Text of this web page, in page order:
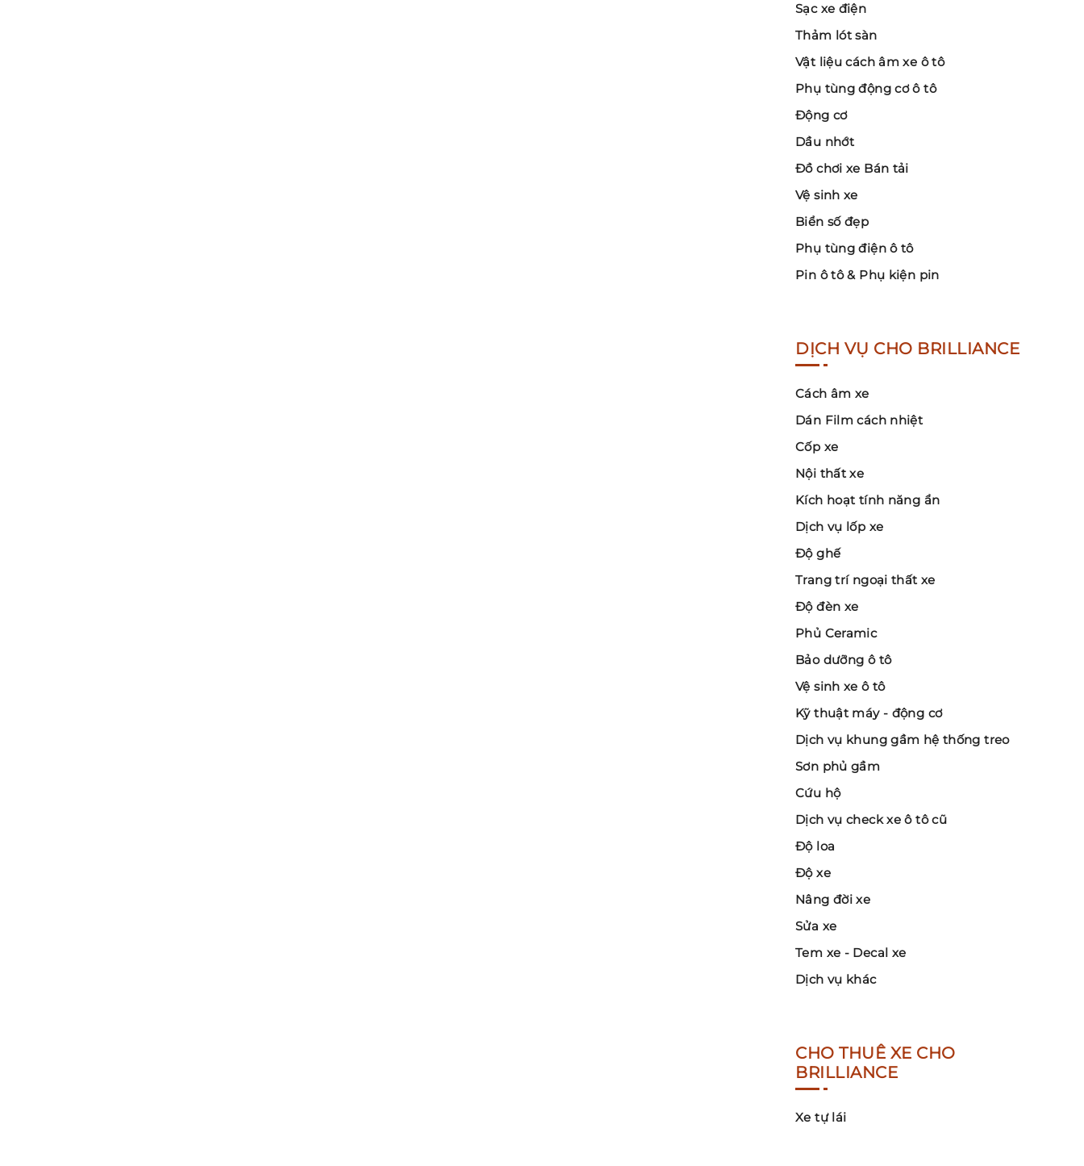
Sạc xe điện
Thảm lót sàn
Vật liệu cách âm xe ô tô
Phụ tùng động cơ ô tô
Động cơ
Dầu nhớt
Đồ chơi xe Bán tải
Vệ sinh xe
Biển số đẹp
Phụ tùng điện ô tô
Pin ô tô & Phụ kiện pin
DỊCH VỤ CHO BRILLIANCE
Cách âm xe
Dán Film cách nhiệt
Cốp xe
Nội thất xe
Kích hoạt tính năng ẩn
Dịch vụ lốp xe
Độ ghế
Trang trí ngoại thất xe
Độ đèn xe
Phủ Ceramic
Bảo dưỡng ô tô
Vệ sinh xe ô tô
Kỹ thuật máy - động cơ
Dịch vụ khung gầm hệ thống treo
Sơn phủ gầm
Cứu hộ
Dịch vụ check xe ô tô cũ
Độ loa
Độ xe
Nâng đời xe
Sửa xe
Tem xe - Decal xe
Dịch vụ khác
CHO THUÊ XE CHO
BRILLIANCE
Xe tự lái